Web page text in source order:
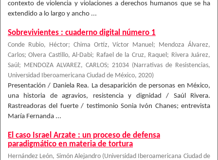
contexto de violencia y violaciones a derechos humanos que se ha
extendido a lo largo y ancho ...
Sobrevivientes : cuaderno digital número 1
Conde Rubio, Héctor; Chima Ortíz, Víctor Manuel; Mendoza Álvarez,
Carlos; Olvera Castillo, Al-Dabi; Rafael de la Cruz, Raquel; Rivera Juárez,
Saúl; MENDOZA ALVAREZ, CARLOS; 21034 ( Narrativas de Resistencias,
Universidad Iberoamericana Ciudad de México, 2020)
Presentación / Daniela Rea. La desaparición de personas en México,
una historia de agravios, resistencia y dignidad / Saúl Rivera.
Rastreadoras del fuerte / testimonio Sonia Ivón Chanes; entrevista
María Fernanda ...
El caso Israel Arzate : un proceso de defensa
paradigmático en materia de tortura
Hernández León, Simón Alejandro (Universidad Iberoamericana Ciudad de